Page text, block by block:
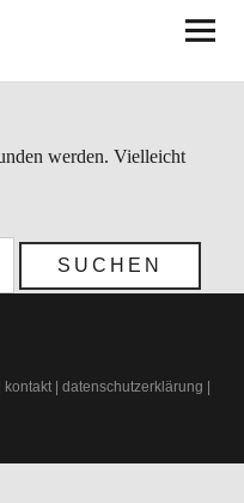
werden. Vielleicht
kontakt| datenschutzerklärung